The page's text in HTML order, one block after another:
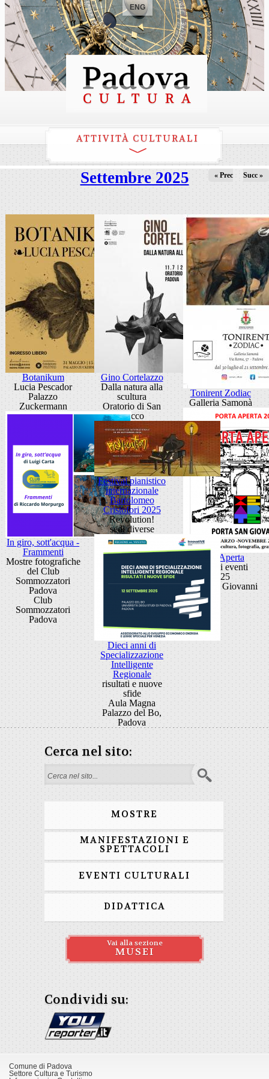
ENG
ATTIVITÀ CULTURALI
Settembre 2025 « Prec Succ »
Botanikum
Lucia Pescador
Palazzo
Zuckermann
Gino Cortelazzo
Dalla natura alla
scultura
Oratorio di San
Rocco
Tonirent Zodiac
Galleria Samonà
Porta Aperta
Ciclo di eventi
2025
Porta San Giovanni
In giro, sott'acqua -
Frammenti
Mostre fotografiche
del Club
Sommozzatori
Padova
Club
Sommozzatori
Padova
Festival pianistico
internazionale
Bartolomeo
Cristofori 2025
Revolution!
sedi diverse
Dieci anni di
Specializzazione
Intelligente
Regionale
risultati e nuove
sfide
Aula Magna
Palazzo del Bo,
Padova
Cerca nel sito:
Form di ricerca
MOSTRE
MANIFESTAZIONI E
SPETTACOLI
EVENTI CULTURALI
DIDATTICA
Vai alla sezione
MUSEI
Condividi su:
Comune di Padova
Settore Cultura e Turismo